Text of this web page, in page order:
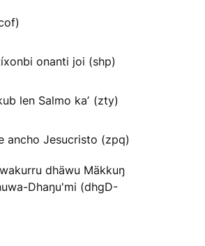
onanti joi (shp)
len Salmo kaʼ (zty)
ancho Jesucristo (zpq)
dhäwu Mäkkuŋ
Dhaŋu'mi (dhgD-